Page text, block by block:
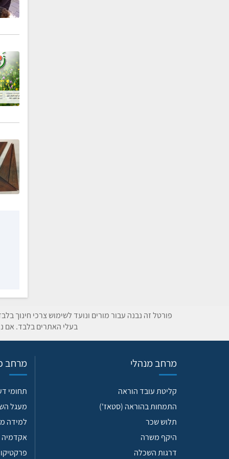
פורטל זה נבנה עבור מורים ונועד לשימוש צרכי חינוך
בעלי האתרים בלבד. אם
מרחב מנהלי
קליטת עובד הוראה
התמחות בהוראה (סטאז')
תלוש שכר
היקף משרה
דרגות השכלה
מרחב
תחומי
מעגל
למידה